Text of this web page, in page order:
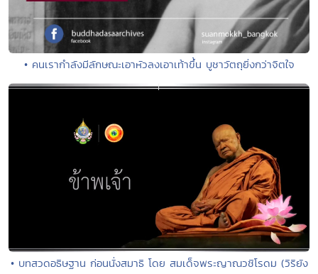
• คนเรากำลังมีลักษณะเอาหัวลงเอาเท้าขึ้น บูชาวัตถุยิ่งกว่าจิตใจ
• บทสวดอธิษฐาน ก่อนนั่งสมาธิ โดย สมเด็จพระญาณวชิโรดม (วิริยัง